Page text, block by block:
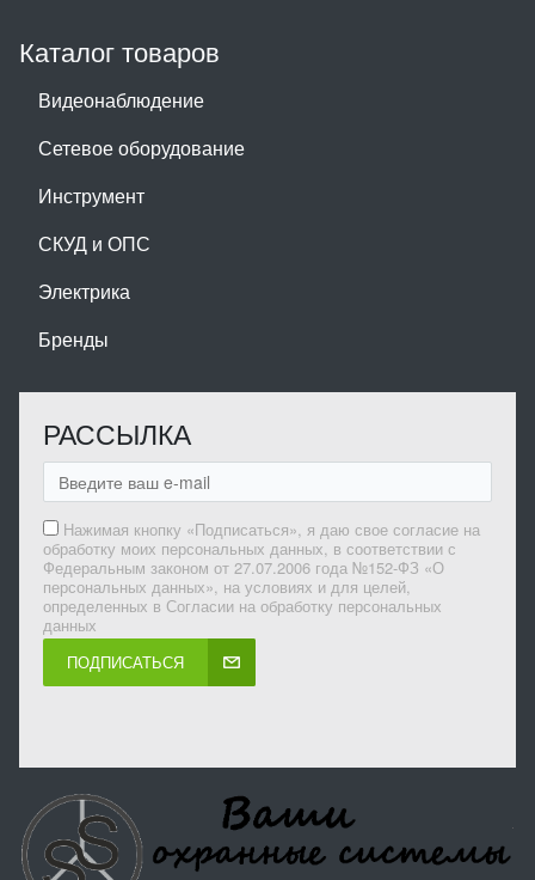
Каталог товаров
Видеонаблюдение
Сетевое оборудование
Инструмент
СКУД и ОПС
Электрика
Бренды
РАССЫЛКА
Нажимая кнопку «Подписаться», я даю свое согласие на
обработку моих персональных данных, в соответствии с
Федеральным законом от 27.07.2006 года №152-ФЗ «О
персональных данных», на условиях и для целей,
определенных в Согласии на обработку персональных
данных
ПОДПИСАТЬСЯ